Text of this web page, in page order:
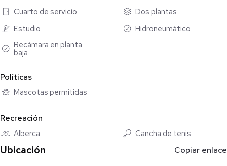
Cuarto de servicio
Dos plantas
Estudio
Hidroneumático
Recámara en planta
baja
Políticas
Mascotas permitidas
Recreación
Alberca Cancha de tenis
Ubicación Copiar enlace